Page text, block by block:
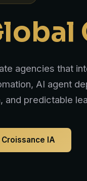
agencies that
AI agent
and predictable
IA